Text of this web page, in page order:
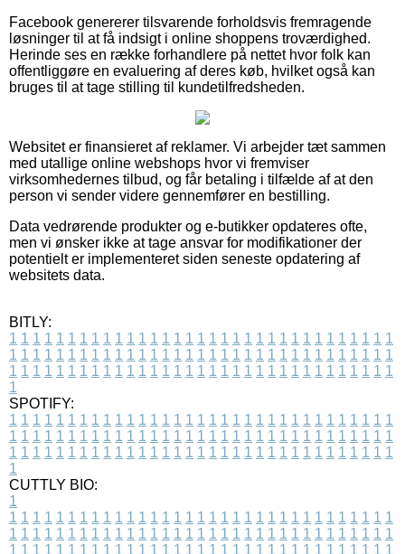
Facebook genererer tilsvarende forholdsvis fremragende
løsninger til at få indsigt i online shoppens troværdighed.
Herinde ses en række forhandlere på nettet hvor folk kan
offentliggøre en evaluering af deres køb, hvilket også kan
bruges til at tage stilling til kundetilfredsheden.
Websitet er finansieret af reklamer. Vi arbejder tæt sammen
med utallige online webshops hvor vi fremviser
virksomhedernes tilbud, og får betaling i tilfælde af at den
person vi sender videre gennemfører en bestilling.
Data vedrørende produkter og e-butikker opdateres ofte,
men vi ønsker ikke at tage ansvar for modifikationer der
potentielt er implementeret siden seneste opdatering af
websitets data.
BITLY:
1 1 1 1 1 1 1 1 1 1 1 1 1 1 1 1 1 1 1 1 1 1 1 1 1 1 1 1 1 1 1 1 1
1 1 1 1 1 1 1 1 1 1 1 1 1 1 1 1 1 1 1 1 1 1 1 1 1 1 1 1 1 1 1 1 1
1 1 1 1 1 1 1 1 1 1 1 1 1 1 1 1 1 1 1 1 1 1 1 1 1 1 1 1 1 1 1 1 1
1
SPOTIFY:
1 1 1 1 1 1 1 1 1 1 1 1 1 1 1 1 1 1 1 1 1 1 1 1 1 1 1 1 1 1 1 1 1
1 1 1 1 1 1 1 1 1 1 1 1 1 1 1 1 1 1 1 1 1 1 1 1 1 1 1 1 1 1 1 1 1
1 1 1 1 1 1 1 1 1 1 1 1 1 1 1 1 1 1 1 1 1 1 1 1 1 1 1 1 1 1 1 1 1
1
CUTTLY BIO:
1
1 1 1 1 1 1 1 1 1 1 1 1 1 1 1 1 1 1 1 1 1 1 1 1 1 1 1 1 1 1 1 1 1
1 1 1 1 1 1 1 1 1 1 1 1 1 1 1 1 1 1 1 1 1 1 1 1 1 1 1 1 1 1 1 1 1
1 1 1 1 1 1 1 1 1 1 1 1 1 1 1 1 1 1 1 1 1 1 1 1 1 1 1 1 1 1 1 1 1